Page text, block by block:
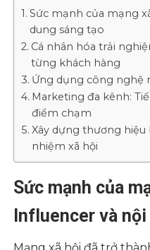
Sức mạnh của mạng
dung sáng tạo
Cá nhân hóa trải
từng khách hàng
Ứng dụng công nghệ
Marketing đa kênh:
điểm chạm
Xây dựng thương hiệu
nhiệm xã hội
Sức mạnh của
Influencer và